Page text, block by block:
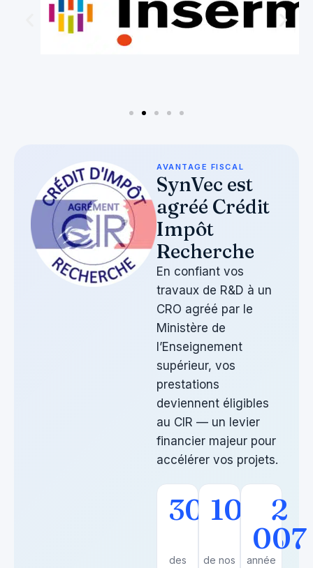
AVANTAGE FISCAL
SynVec est
agréé Crédit
Impôt
Recherche
En confiant vos
travaux de R&D à un
CRO agréé par le
Ministère de
l’Enseignement
supérieur, vos
prestations
deviennent éligibles
au CIR — un levier
financier majeur pour
accélérer vos projets.
des
30
de nos
100
%
année
2
007